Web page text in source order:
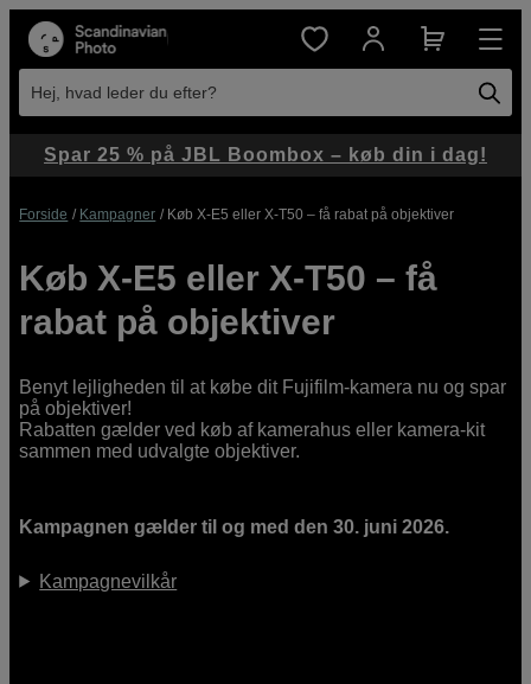
Hej, hvad leder du efter?
Forside Kampagner Køb X-E5 eller X-T50 – få rabat på objektiver
Køb X-E5 eller X-T50 – få
rabat på objektiver
Benyt lejligheden til at købe dit Fujifilm-kamera nu og spar
på objektiver!
Rabatten gælder ved køb af kamerahus eller kamera-kit
sammen med udvalgte objektiver.
Kampagnen gælder til og med den 30. juni 2026.
Kampagnevilkår
Spar 25 % på JBL Boombox – køb din i dag!